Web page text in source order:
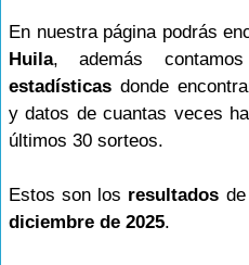
En nuestra página podrás
Huila, además
estadísticas donde
y datos de cuantas veces
últimos 30 sorteos.
Estos son los resultados
diciembre de 2025.